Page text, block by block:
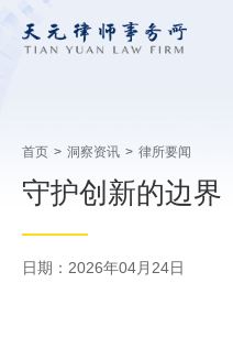
首页 > 洞察资讯 > 律所要闻
守护创新的边界
日期：2026年04月24日